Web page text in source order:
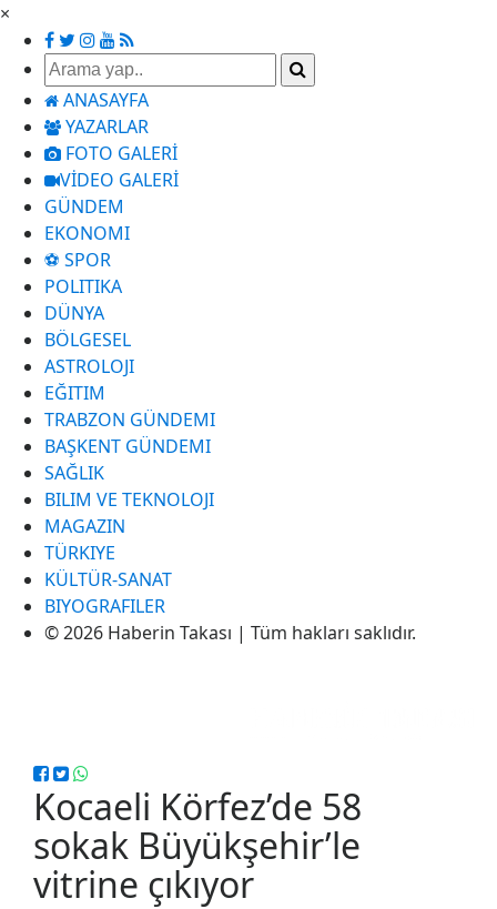
×
ANASAYFA
YAZARLAR
FOTO GALERİ
VİDEO GALERİ
GÜNDEM
EKONOMI
⚽ SPOR
POLITIKA
DÜNYA
BÖLGESEL
ASTROLOJI
EĞITIM
TRABZON GÜNDEMI
BAŞKENT GÜNDEMI
SAĞLIK
BILIM VE TEKNOLOJI
MAGAZIN
TÜRKIYE
KÜLTÜR-SANAT
BIYOGRAFILER
© 2026 Haberin Takası | Tüm hakları saklıdır.
Kocaeli Körfez’de 58
sokak Büyükşehir’le
vitrine çıkıyor